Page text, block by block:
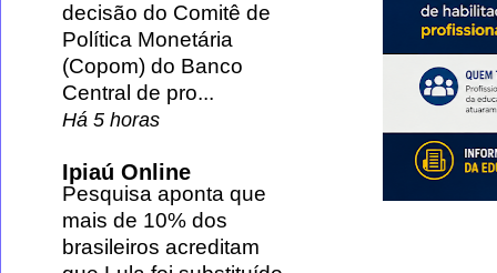
decisão do Comitê de
Política Monetária
(Copom) do Banco
Central de pro...
Há 5 horas
Ipiaú Online
Pesquisa aponta que
mais de 10% dos
brasileiros acreditam